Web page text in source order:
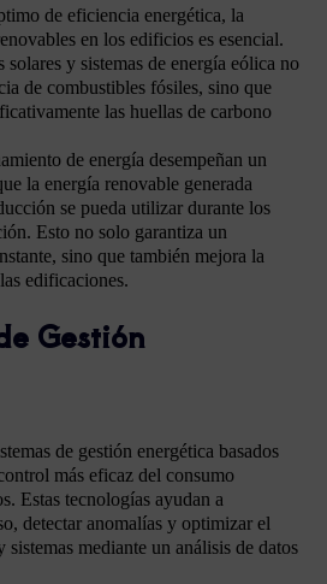
de eficiencia energética, la
en los edificios es esencial.
solares y sistemas de energía eólica no
de combustibles fósiles, sino que
las huellas de carbono
de energía desempeñan un
la energía renovable generada
se pueda utilizar durante los
Esto no solo garantiza un
sino que también mejora la
edificaciones.
Gestión
de gestión energética basados
más eficaz del consumo
Estas tecnologías ayudan a
detectar anomalías y optimizar el
mediante un análisis de datos